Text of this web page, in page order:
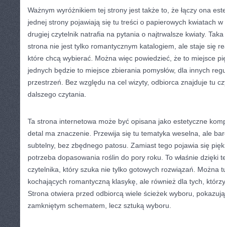
Ważnym wyróżnikiem tej strony jest także to, że łączy ona
jednej strony pojawiają się tu treści o papierowych kwiatach
drugiej czytelnik natrafia na pytania o najtrwalsze kwiaty.
strona nie jest tylko romantycznym katalogiem, ale staje się
które chcą wybierać. Można więc powiedzieć, że to miejsce
jednych będzie to miejsce zbierania pomysłów, dla innych
przestrzeń. Bez względu na cel wizyty, odbiorca znajduje tu
dalszego czytania.
Ta strona internetowa może być opisana jako estetyczne
detal ma znaczenie. Przewija się tu tematyka weselna, ale
subtelny, bez zbędnego patosu. Zamiast tego pojawia się
potrzeba dopasowania roślin do pory roku. To właśnie dzięki
czytelnika, który szuka nie tylko gotowych rozwiązań. Można
kochających romantyczną klasykę, ale również dla tych,
Strona otwiera przed odbiorcą wiele ścieżek wyboru,
zamkniętym schematem, lecz sztuką wyboru.